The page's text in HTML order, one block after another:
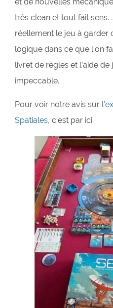
très clean et tout fait sens.
réellement le jeu à garder
logique dans ce que l’on
livret de règles et l’aide de
impeccable.
Pour voir notre avis sur
Spatiales, c’est par ici.